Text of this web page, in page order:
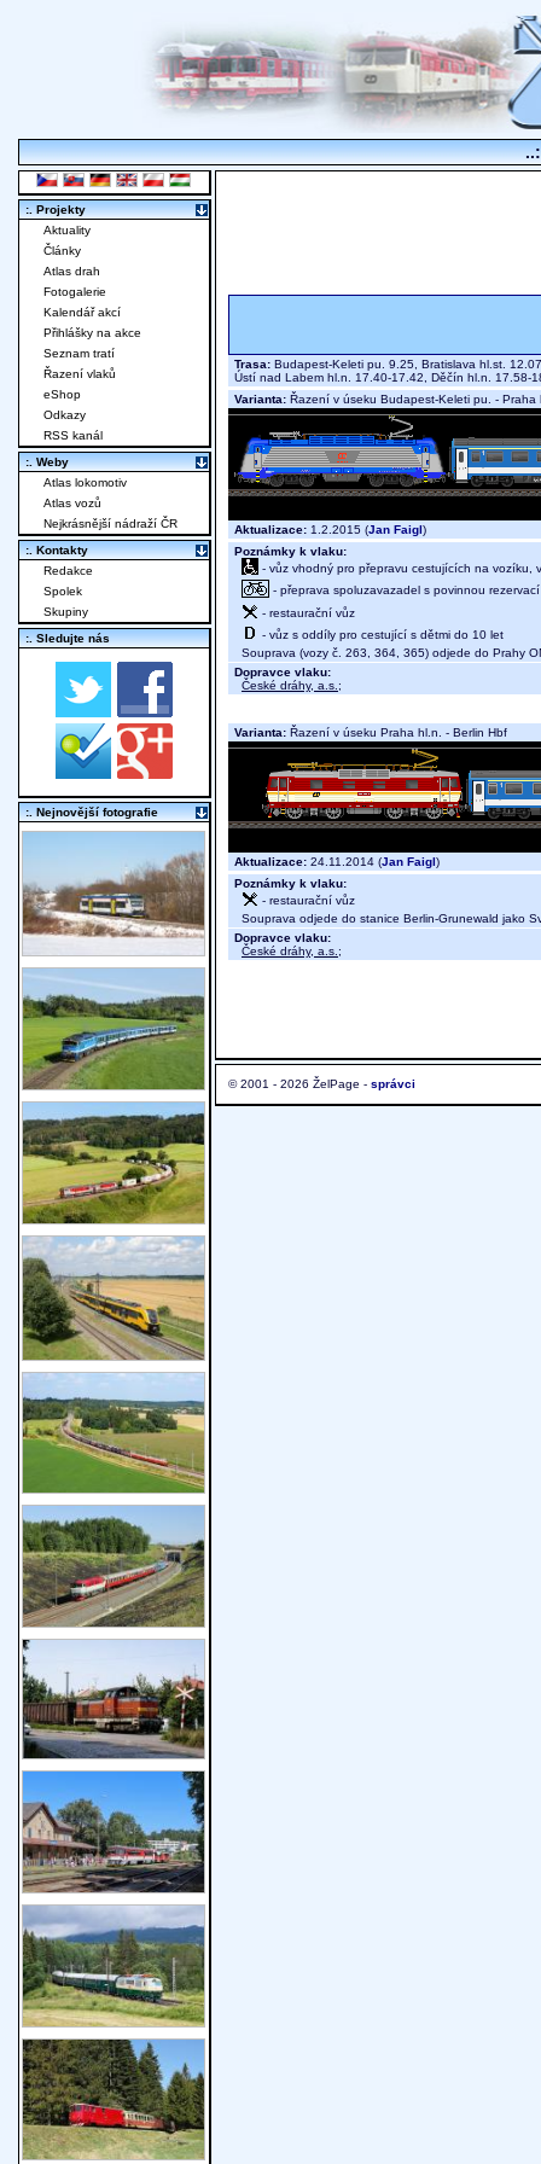
Trasa: Budapest-Keleti pu. 9.25, Bratislava hl.st.
Ústí nad Labem hl.n. 17.40-17.42, Děčín hl.n.
Varianta: Řazení v úseku Budapest-Keleti pu. - Praha
Aktualizace: 1.2.2015 (Jan Faigl)
Poznámky k vlaku:
- vůz vhodný pro přepravu cestujících na vozíku,
- přeprava spoluzavazadel s povinnou
- restaurační vůz
- vůz s oddíly pro cestující s dětmi do 10 let
Souprava (vozy č. 263, 364, 365) odjede do Prahy
Dopravce vlaku:
České dráhy, a.s. ;
Varianta: Řazení v úseku Praha hl.n. - Berlin Hbf
Aktualizace: 24.11.2014 (Jan Faigl)
Poznámky k vlaku:
- restaurační vůz
Souprava odjede do stanice Berlin-Grunewald jako
Dopravce vlaku:
České dráhy, a.s. ;
© 2001 - 2026 ŽelPage - správci
:. Projekty
Aktuality
Články
Atlas drah
Fotogalerie
Kalendář akcí
Přihlášky na akce
Seznam tratí
Řazení vlaků
eShop
Odkazy
RSS kanál
:. Weby
Atlas lokomotiv
Atlas vozů
Nejkrásnější nádraží ČR
:. Kontakty
Redakce
Spolek
Skupiny
:. Sledujte nás
:. Nejnovější fotografie